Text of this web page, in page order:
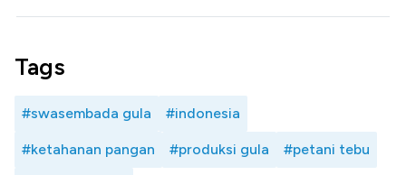
Tags
#swasembada gula #indonesia
#ketahanan pangan #produksi gula #petani tebu